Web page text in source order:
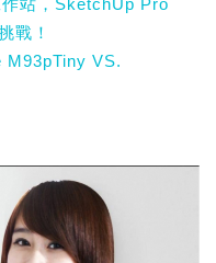
戰！
M93pTiny VS.